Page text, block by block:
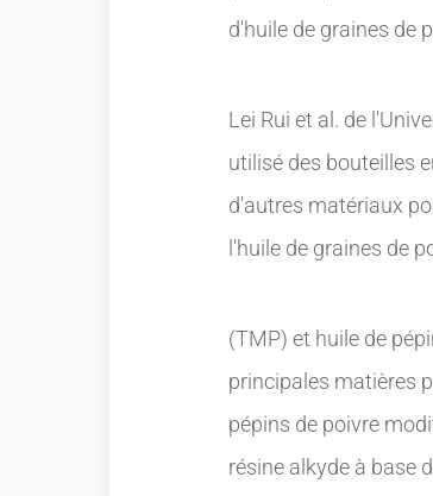
d'huile de graines de
Lei Rui et al. de
utilisé des bouteilles
d'autres matériaux
l'huile de graines de
(TMP) et huile de
principales matières
pépins de poivre
résine alkyde à base